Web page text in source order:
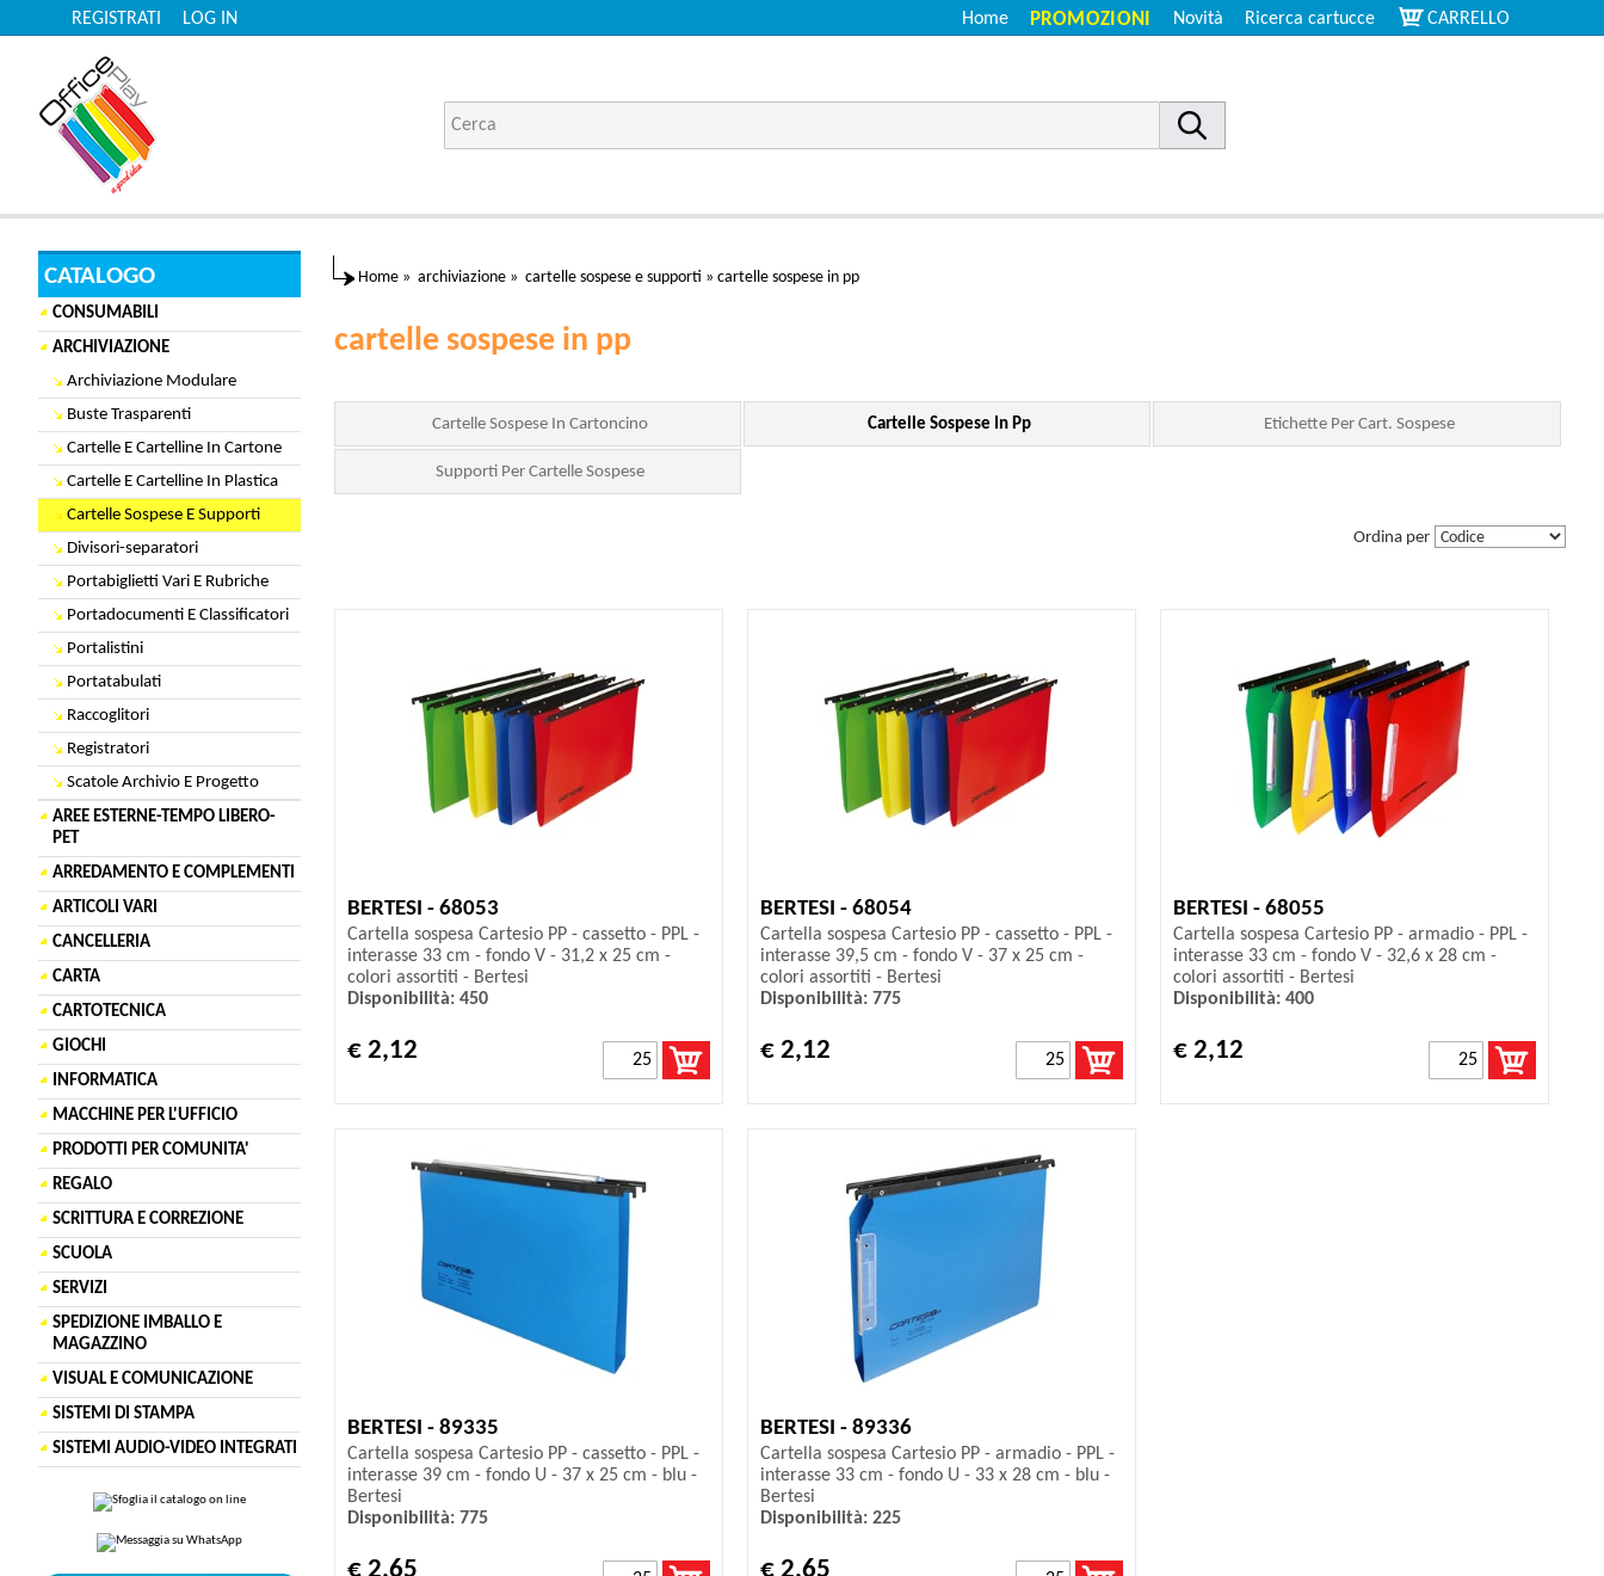
LOG IN
REGISTRATI CARRELLO
Ricerca cartucce
Novità
PROMOZIONI
Home
CATALOGO
CONSUMABILI
ARCHIVIAZIONE
Archiviazione Modulare
Buste Trasparenti
Cartelle E Cartelline In Cartone
Cartelle E Cartelline In Plastica
Cartelle Sospese E Supporti
Divisori-separatori
Portabiglietti Vari E Rubriche
Portadocumenti E Classificatori
Portalistini
Portatabulati
Raccoglitori
Registratori
Scatole Archivio E Progetto
AREE ESTERNE-TEMPO LIBERO-
PET
ARREDAMENTO E COMPLEMENTI
ARTICOLI VARI
CANCELLERIA
CARTA
CARTOTECNICA
GIOCHI
INFORMATICA
MACCHINE PER L'UFFICIO
PRODOTTI PER COMUNITA'
REGALO
SCRITTURA E CORREZIONE
SCUOLA
SERVIZI
SPEDIZIONE IMBALLO E
MAGAZZINO
VISUAL E COMUNICAZIONE
SISTEMI DI STAMPA
SISTEMI AUDIO-VIDEO INTEGRATI
Home » archiviazione » cartelle sospese e supporti » cartelle sospese in pp
cartelle sospese in pp
Cartelle Sospese In Cartoncino Cartelle Sospese In Pp Etichette Per Cart. Sospese
Supporti Per Cartelle Sospese
Ordina per
BERTESI - 68053
Cartella sospesa Cartesio PP - cassetto - PPL -
interasse 33 cm - fondo V - 31,2 x 25 cm -
colori assortiti - Bertesi
Disponibilità: 450
€ 2,12
BERTESI - 68054
Cartella sospesa Cartesio PP - cassetto - PPL -
interasse 39,5 cm - fondo V - 37 x 25 cm -
colori assortiti - Bertesi
Disponibilità: 775
€ 2,12
BERTESI - 68055
Cartella sospesa Cartesio PP - armadio - PPL -
interasse 33 cm - fondo V - 32,6 x 28 cm -
colori assortiti - Bertesi
Disponibilità: 400
€ 2,12
BERTESI - 89335
Cartella sospesa Cartesio PP - cassetto - PPL -
interasse 39 cm - fondo U - 37 x 25 cm - blu -
Bertesi
Disponibilità: 775
€ 2,65
BERTESI - 89336
Cartella sospesa Cartesio PP - armadio - PPL -
interasse 33 cm - fondo U - 33 x 28 cm - blu -
Bertesi
Disponibilità: 225
€ 2,65